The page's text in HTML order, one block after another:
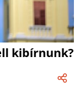
kibírnunk?